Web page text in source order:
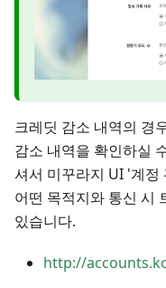
크레딧 감소 내역의 경
감소 내역을 확인하실
셔서 미꾸라지 UI '계
어떤 목적지와 통신 시
있습니다.
http://